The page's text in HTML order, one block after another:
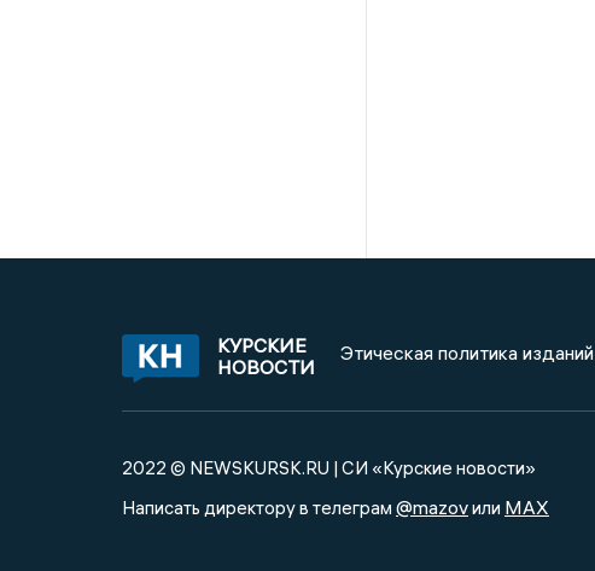
КУРСКИЕ
НОВОСТИ
Этическая политика изданий
2022 © NEWSKURSK.RU | СИ «Курские новости»
Написать директору в телеграм @mazovили MAX